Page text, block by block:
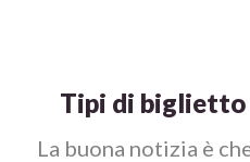
Tipi di biglietto
La buona notizia è